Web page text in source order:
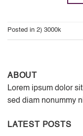
Posted in 2) 3000k
ABOUT
Lorem ipsum dolor
sed diam nonummy
LATEST POSTS